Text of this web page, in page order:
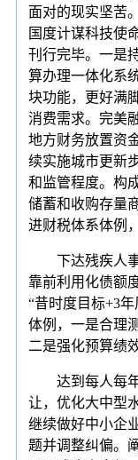
面对的现实坚苦
国度计谋科技使
刊行完毕。一是
算办理一体化系
块功能，更好满
消费需求。完美
地方财务放置资
续实施城市更新
和监管程度。构
储蓄和收购存量
进财税体系体例
下达残疾人事
靠前利用化债额
“昔时度目标+3
体例，一是合理
二是强化预算绩
达到每人每年
让，优化大中型
继续做好中小企
题并调整纠偏。